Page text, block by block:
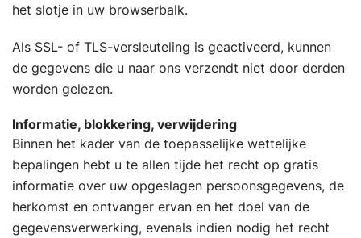
het slotje in uw browserbalk.
Als SSL- of TLS-versleuteling is geactiveerd, kunnen
de gegevens die u naar ons verzendt niet door derden
worden gelezen.
Informatie, blokkering, verwijdering
Binnen het kader van de toepasselijke wettelijke
bepalingen hebt u te allen tijde het recht op gratis
informatie over uw opgeslagen persoonsgegevens, de
herkomst en ontvanger ervan en het doel van de
gegevensverwerking, evenals indien nodig het recht